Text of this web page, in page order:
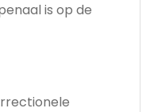
is op de